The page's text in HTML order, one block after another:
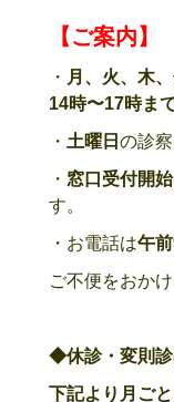
【ご案内】
・ 月、火、木
14時〜17時ま
・ 土曜日 の診
・ 窓口受付開始
す。
・お電話は午
ご不便をおか
◆休診・変則診
下記より月ご